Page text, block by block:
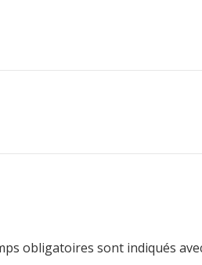
obligatoires sont indiqués